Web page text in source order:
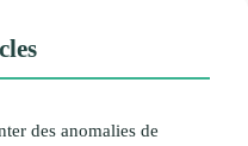
des anomalies de